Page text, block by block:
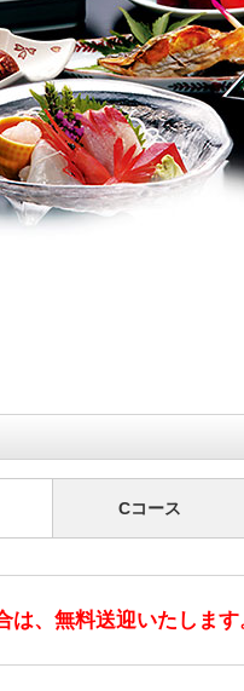
Cコース
、無料送迎いたします